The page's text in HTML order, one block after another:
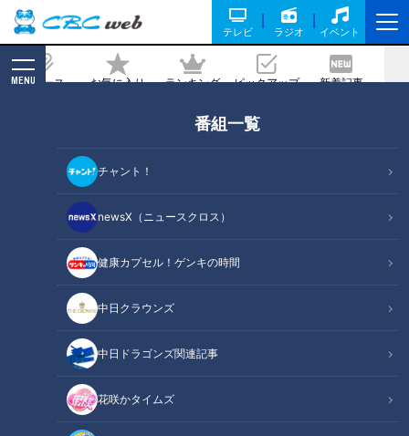
テレビ ラジオ イベント
ニュース お気に入り ランキング ピックアップ 新着記事
MENU
番組一覧
チャント！
newsX（ニュースクロス）
健康カプセル！ゲンキの時間
中日クラウンズ
中日ドラゴンズ関連記事
花咲かタイムズ
庭でも使える最新「アウトドアスパイ
ス」特集
記事に戻る